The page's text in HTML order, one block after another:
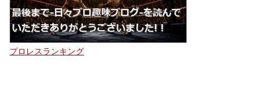
プロレスランキング